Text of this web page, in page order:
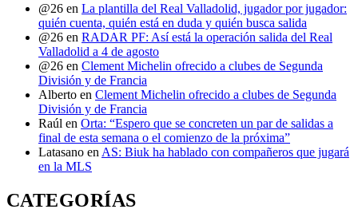
@26 en La plantilla del Real Valladolid, jugador por jugador:
quién cuenta, quién está en duda y quién busca salida
@26 en RADAR PF: Así está la operación salida del Real
Valladolid a 4 de agosto
@26 en Clement Michelin ofrecido a clubes de Segunda
División y de Francia
Alberto en Clement Michelin ofrecido a clubes de Segunda
División y de Francia
Raúl en Orta: “Espero que se concreten un par de salidas a
final de esta semana o el comienzo de la próxima”
Latasano en AS: Biuk ha hablado con compañeros que jugará
en la MLS
CATEGORÍAS